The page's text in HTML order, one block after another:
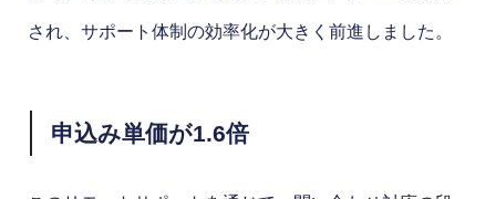
され、サポート体制の効率化が大きく前進しました。
申込み単価が1.6倍